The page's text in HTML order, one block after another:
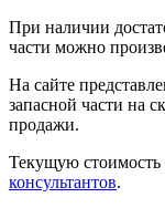
При наличии
части можно
На сайте
запасной части на
продажи.
Текущую стоимость
консультантов.